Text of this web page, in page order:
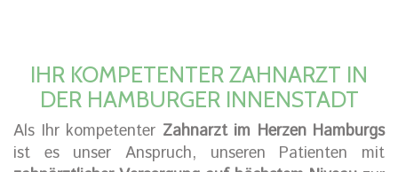
IHR KOMPETENTER ZAHNARZT IN
DER HAMBURGER INNENSTADT
Als Ihr kompetenter Zahnarzt im Herzen Hamburgs
ist es unser Anspruch, unseren Patienten mit